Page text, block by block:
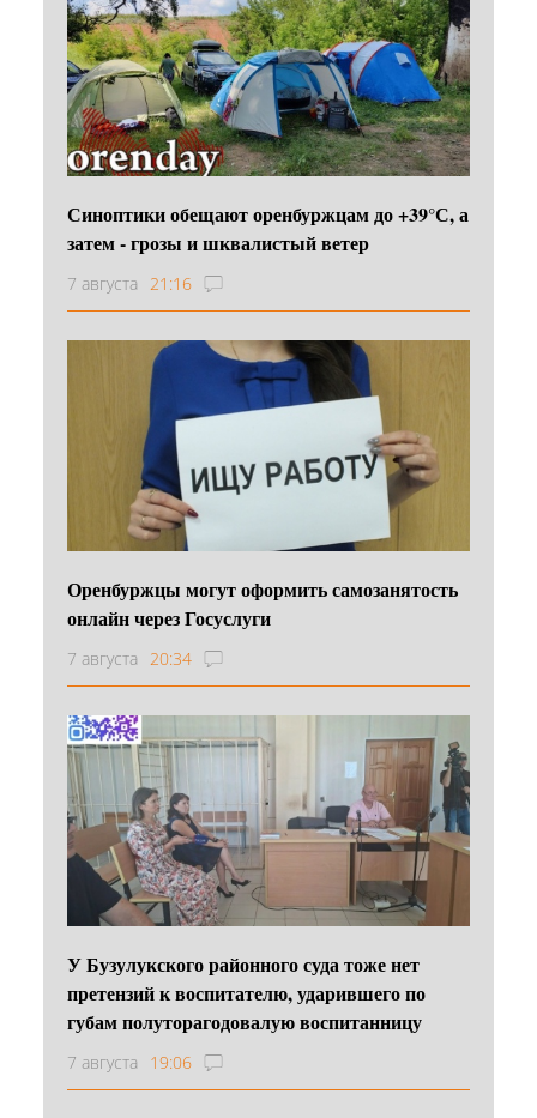
Синоптики обещают оренбуржцам до +39°С, а
затем - грозы и шквалистый ветер
7 августа 21:16
Оренбуржцы могут оформить самозанятость
онлайн через Госуслуги
7 августа 20:34
У Бузулукского районного суда тоже нет
претензий к воспитателю, ударившего по
губам полуторагодовалую воспитанницу
7 августа 19:06